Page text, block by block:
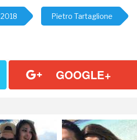
Pietro Tartaglione
GOOGLE+